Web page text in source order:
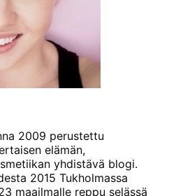
2009 perustettu
elämän,
yhdistävä blogi.
2015 Tukholmassa
maailmalle reppu selässä